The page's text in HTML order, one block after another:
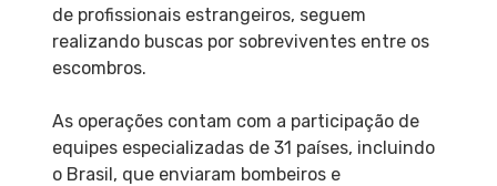
de profissionais estrangeiros, seguem
realizando buscas por sobreviventes entre os
escombros.
As operações contam com a participação de
equipes especializadas de 31 países, incluindo
o Brasil, que enviaram bombeiros e